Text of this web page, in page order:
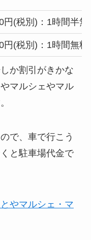
円(税別)：1時間半無
円(税別)：1時間無料
か割引がきかな
マルシェやマル
で、車で行こう
と駐車場代金で
やマルシェ・マ